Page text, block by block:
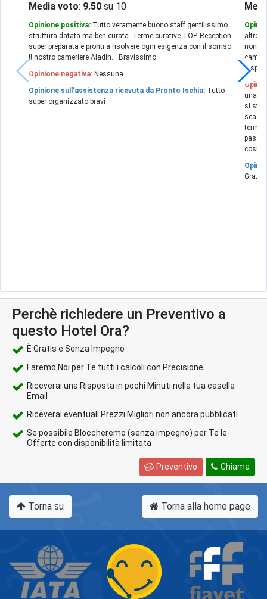
Media voto: 9.50 su 10
Opinione positiva: Tutto veramente buono staff gentilissimo
struttura datata ma ben curata. Terme curative TOP. Reception
super preparata e pronti a risolvere ogni esigenza con il sorriso.
Il nostro cameriere Aladin... Bravissimo
Opinione negativa: Nessuna
Opinione sull'assistenza ricevuta da Pronto Ischia: Tutto
super organizzato bravi
non
una
si
Grazie
Perchè richiedere un Preventivo a
questo Hotel Ora?
È Gratis e Senza Impegno
Faremo Noi per Te tutti i calcoli con Precisione
Riceverai una Risposta in pochi Minuti nella tua casella
Email
Riceverai eventuali Prezzi Migliori non ancora pubblicati
Se possibile Bloccheremo (senza impegno) per Te le
Offerte con disponibilità limitata
Chiama
Preventivo
Torna su Torna alla home page